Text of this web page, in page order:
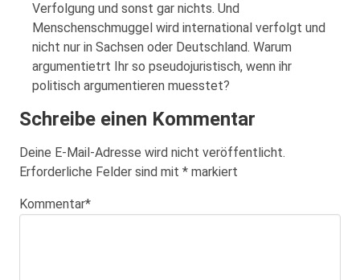
Verfolgung und sonst gar nichts. Und
Menschenschmuggel wird international verfolgt und
nicht nur in Sachsen oder Deutschland. Warum
argumentietrt Ihr so pseudojuristisch, wenn ihr
politisch argumentieren muesstet?
Schreibe einen Kommentar
Deine E-Mail-Adresse wird nicht veröffentlicht.
Erforderliche Felder sind mit * markiert
Kommentar*